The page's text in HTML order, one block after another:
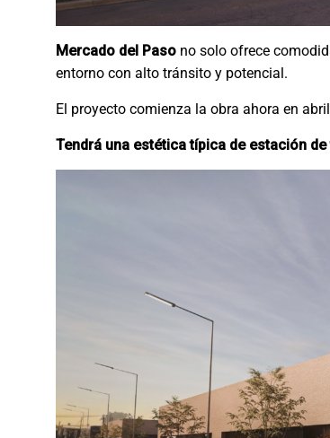
Mercado del Paso no solo ofrece
entorno con alto tránsito y potencial.
El proyecto comienza la obra ahora en
Tendrá una estética típica de estación